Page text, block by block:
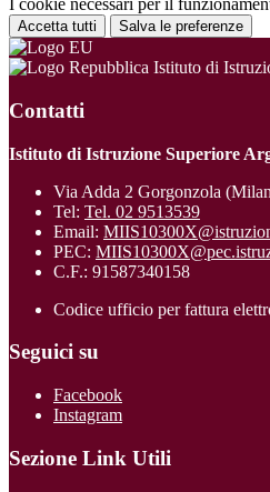
I cookie necessari per il
Accetta tutti Salva le preferenze
Istituto di
Contatti
Istituto di Istruzione Superiore
Via Adda 2 Gorgonzola
Tel: Tel. 02 9513539
Email:
PEC:
C.F.: 91587340158
Codice ufficio per fattura
Seguici su
Facebook
Instagram
Sezione Link Utili